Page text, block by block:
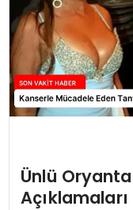
Ünlü
Açıklamaları